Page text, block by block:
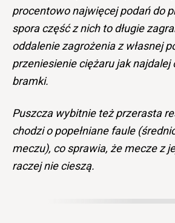
procentowo najwięcej podań do
spora część z nich to długie
oddalenie zagrożenia z własnej
przeniesienie ciężaru jak najdalej
bramki.
Puszcza wybitnie też przerasta
chodzi o popełniane faule
meczu), co sprawia, że mecze z
raczej nie cieszą.